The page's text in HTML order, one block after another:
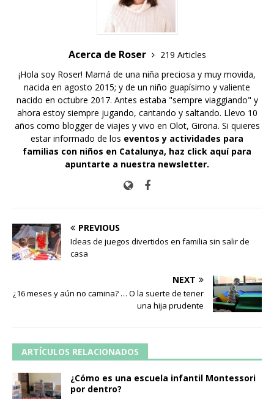
Acerca de Roser
219 Articles
¡Hola soy Roser! Mamá de una niña preciosa y muy movida,
nacida en agosto 2015; y de un niño guapísimo y valiente
nacido en octubre 2017. Antes estaba "sempre viaggiando" y
ahora estoy siempre jugando, cantando y saltando. Llevo 10
años como blogger de viajes y vivo en Olot, Girona. Si quieres
estar informado de los eventos y actividades para
familias con niños en Catalunya, haz click aquí para
apuntarte a nuestra newsletter.
PREVIOUS
Ideas de juegos divertidos en familia sin salir de
casa
NEXT
¿16 meses y aún no camina? … O la suerte de tener
una hija prudente
ARTÍCULOS RELACIONADOS
¿Cómo es una escuela infantil Montessori
por dentro?